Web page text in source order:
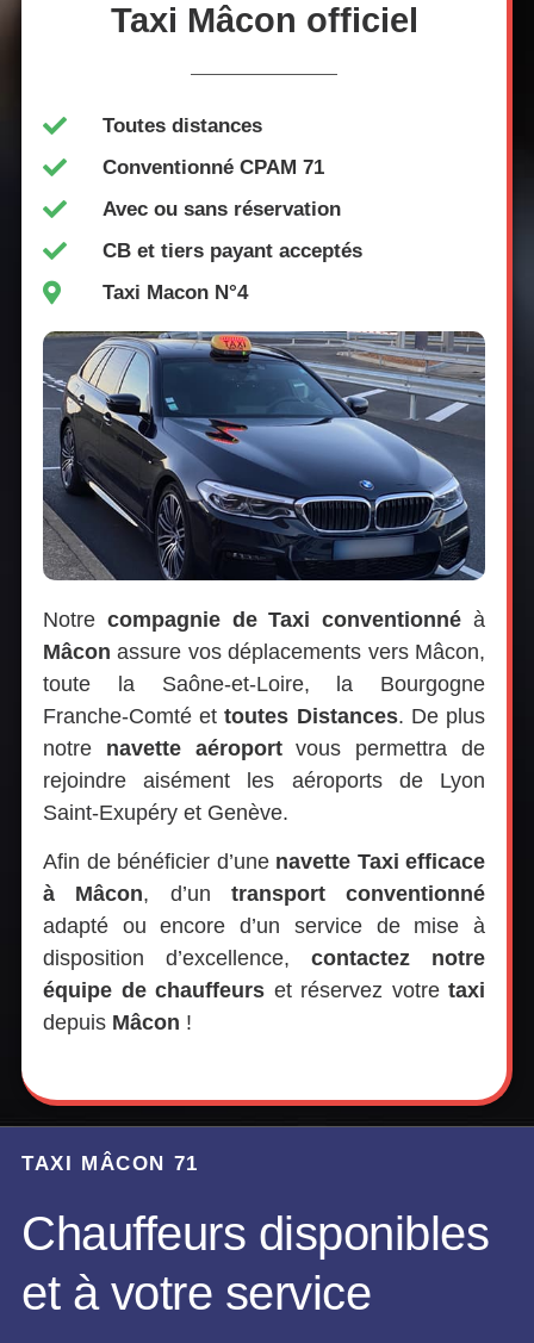
Taxi Mâcon officiel
Toutes distances
Conventionné CPAM 71
Avec ou sans réservation
CB et tiers payant acceptés
Taxi Macon N°4
Notre compagnie de Taxi conventionné à
Mâcon assure vos déplacements vers Mâcon,
toute la Saône-et-Loire, la Bourgogne
Franche-Comté ettoutes Distances. De plus
notre navette aéroportvous permettra de
rejoindre aisément les aéroports de Lyon
Saint-Exupéry et Genève.
Afin de bénéficier d’une navette Taxi efficace
à Mâcon, d’un transport conventionné
adapté ou encore d’un service de mise à
disposition d’excellence, contactez notre
équipe de chauffeurs et réservez votre taxi
depuis Mâcon !
TAXI MÂCON 71
Chauffeurs disponibles
et à votre service